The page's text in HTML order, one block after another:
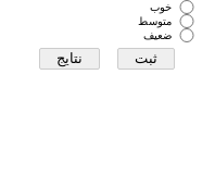
خوب
متوسط
ضعیف